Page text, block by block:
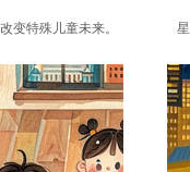
变特殊儿童未来。